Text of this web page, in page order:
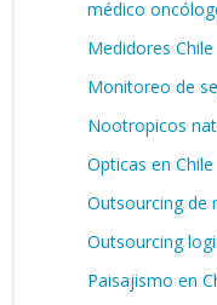
médico
Medidores Chile
Monitoreo de
Nootropicos
Opticas en Chile
Outsourcing de
Outsourcing
Paisajismo en